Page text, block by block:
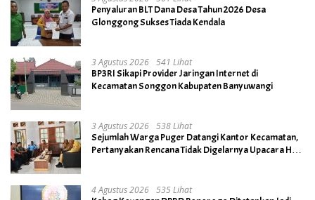
Penyaluran BLT Dana Desa Tahun 2026 Desa
Glonggong Sukses Tiada Kendala
3 Agustus 2026 541 Lihat
BP3RI Sikapi Provider Jaringan Internet di
Kecamatan Songgon Kabupaten Banyuwangi
3 Agustus 2026 538 Lihat
Sejumlah Warga Puger Datangi Kantor Kecamatan,
Pertanyakan Rencana Tidak Digelarnya Upacara HUT
4 Agustus 2026 535 Lihat